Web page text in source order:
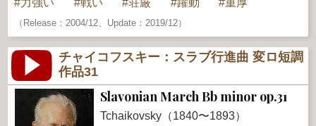
力強い 戦い 荘厳 躍動 重厚
（Release：2004/12、Update：2019/12）
チャイコフスキー：スラブ行進曲 変ロ短調
作品31
Slavonian March Bb minor op.31
Tchaikovsky（1840〜1893）